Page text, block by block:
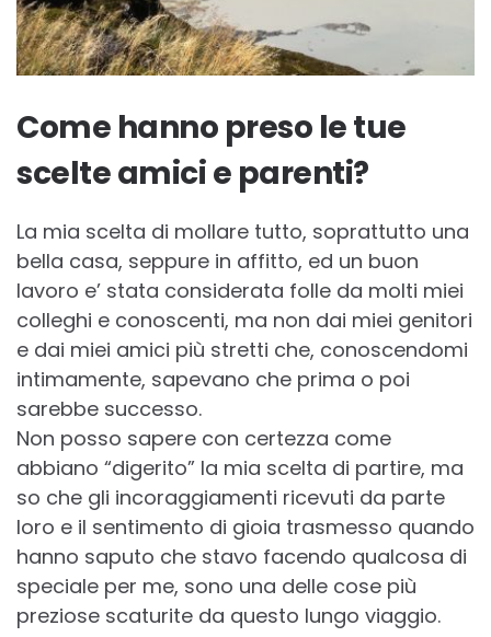
Come hanno preso le tue
scelte amici e parenti?
La mia scelta di mollare tutto, soprattutto una
bella casa, seppure in affitto, ed un buon
lavoro e’ stata considerata folle da molti miei
colleghi e conoscenti, ma non dai miei genitori
e dai miei amici più stretti che, conoscendomi
intimamente, sapevano che prima o poi
sarebbe successo.
Non posso sapere con certezza come
abbiano “digerito” la mia scelta di partire, ma
so che gli incoraggiamenti ricevuti da parte
loro e il sentimento di gioia trasmesso quando
hanno saputo che stavo facendo qualcosa di
speciale per me, sono una delle cose più
preziose scaturite da questo lungo viaggio.